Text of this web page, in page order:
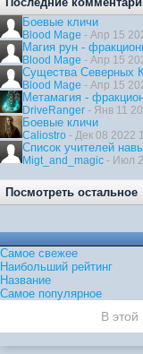
Боевые кличи
Blood Mage - Апр 15
Магия рун -
Blood Mage - Апр 15
Существа Северных
Blood Mage - Апр 15
Метамагия -
DriveRanger - Янв 11
Боевые кличи
Caliostro - Дек 08 2022
Список учителей
Migt_and_magic - Июл
Посмотреть остальное
Самое свежее
Наибольший рейтинг
Название
Самое популярное
В этой